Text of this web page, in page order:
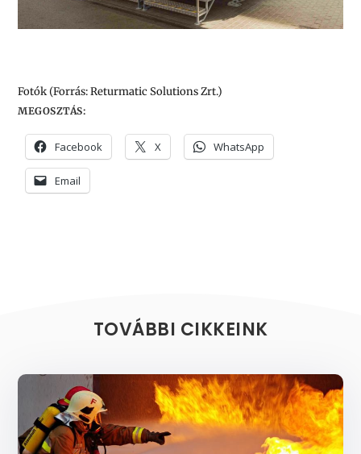
Fotók (Forrás: Returmatic Solutions Zrt.)
MEGOSZTÁS:
Facebook X WhatsApp
Email
TOVÁBBI CIKKEINK